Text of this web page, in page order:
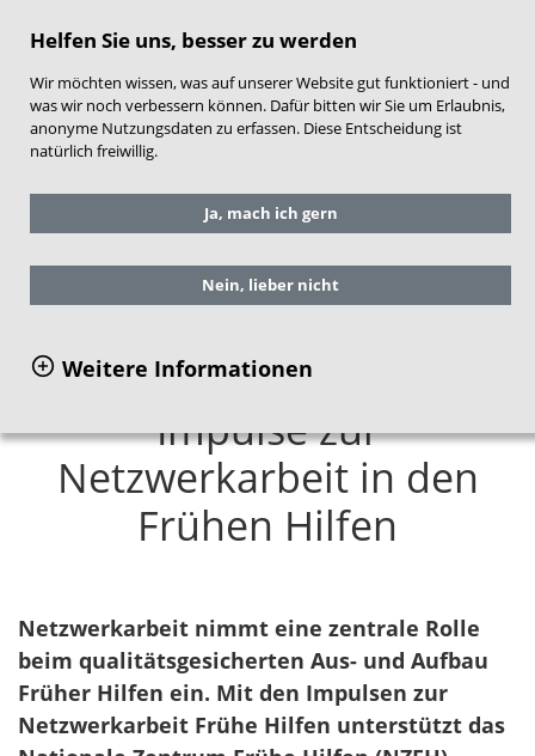
Helfen Sie uns, besser zu werden
Wir möchten wissen, was auf unserer Website gut funktioniert - und
was wir noch verbessern können. Dafür bitten wir Sie um Erlaubnis,
anonyme Nutzungsdaten zu erfassen. Diese Entscheidung ist
natürlich freiwillig.
Ja, mach ich gern
Nein, lieber nicht
Weitere Informationen
Sie befinden sich hier: Service
Impulse zur Netzwerkarbeit Frühe Hilfen
Impulse zur
Netzwerkarbeit in den
Frühen Hilfen
Netzwerkarbeit nimmt eine zentrale Rolle
beim qualitätsgesicherten Aus- und Aufbau
Früher Hilfen ein. Mit den Impulsen zur
Netzwerkarbeit Frühe Hilfen unterstützt das